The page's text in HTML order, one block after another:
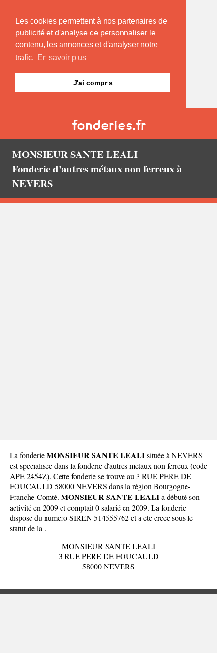
Les cookies permettent à nos partenaires de
publicité et d'analyse de personnaliser le
contenu, les annonces et d'analyser notre
trafic. En savoir plus
J'ai compris
MONSIEUR SANTE LEALI
Fonderie d'autres métaux non ferreux à
NEVERS
La fonderieMONSIEUR SANTE LEALIsituée à NEVERS
est spécialisée dans la fonderie d'autres métaux non ferreux (code
APE 2454Z). Cette fonderie se trouve au 3 RUE PERE DE
FOUCAULD 58000 NEVERS dans la région Bourgogne-
Franche-Comté. MONSIEUR SANTE LEALIa débuté son
activité en 2009 et comptait 0 salarié en 2009. La fonderie
dispose du numéro SIREN 514555762 et a été créée sous le
statut de la .
MONSIEUR SANTE LEALI
3 RUE PERE DE FOUCAULD
58000 NEVERS